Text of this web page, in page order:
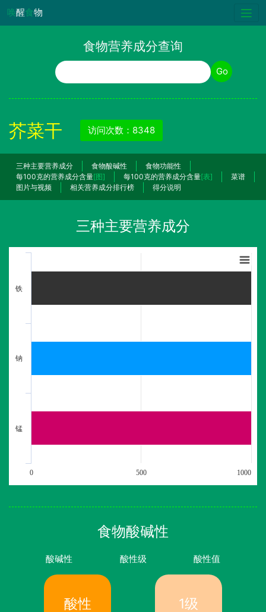
唤醒食物
食物营养成分查询
食物名称 Go
芥菜干 访问次数：8348
三种主要营养成分 食物酸碱性
食物功能性
每100克的营养成分含量[图] 每100克的营养成分含量[表]
菜谱
图片与视频
相关营养成分排行榜 得分说明
三种主要营养成分
铁
钠
锰
0 500 1000
食物酸碱性
酸碱性 酸性级 酸性值
酸性 1级